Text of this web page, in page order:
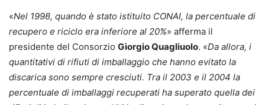
«Nel 1998, quando è stato istituito CONAI, la percentuale di
recupero e riciclo era inferiore al 20%» afferma il
presidente del Consorzio Giorgio Quagliuolo. «Da allora, i
quantitativi di rifiuti di imballaggio che hanno evitato la
discarica sono sempre cresciuti. Tra il 2003 e il 2004 la
percentuale di imballaggi recuperati ha superato quella dei